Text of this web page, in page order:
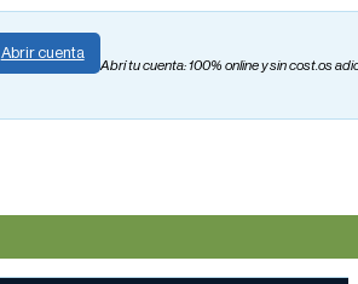
Abrir cuenta
Abrí tu cuenta: 100% online y sin cost.os